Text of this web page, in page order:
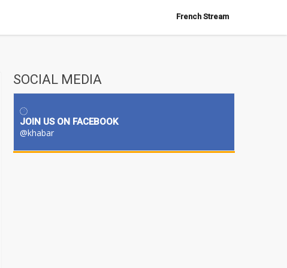
French Stream
SOCIAL MEDIA
JOIN US ON FACEBOOK
@khabar